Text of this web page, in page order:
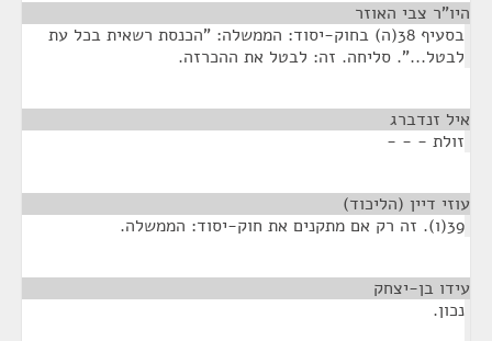
היו"ר צבי האוזר
בסעיף 38(ה) בחוק-יסוד: הממשלה: "הכנסת רשאית בכל עת
לבטל...". סליחה. זה: לבטל את ההכרזה.
איל זנדברג
זולת - - -
עוזי דיין (הליכוד)
39(ו). זה רק אם מתקנים את חוק-יסוד: הממשלה.
עידו בן-יצחק
נכון.